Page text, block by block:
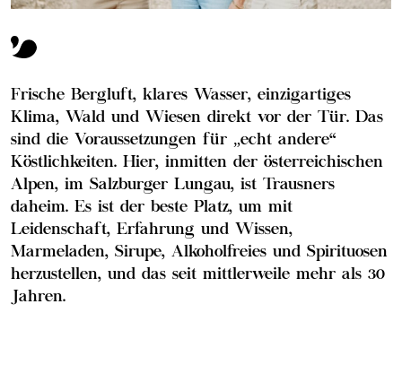
Frische Bergluft, klares Wasser, einzigartiges
Klima, Wald und Wiesen direkt vor der Tür. Das
sind die Voraussetzungen für „echt andere“
Köstlichkeiten. Hier, inmitten der österreichischen
Alpen, im Salzburger Lungau, ist Trausners
daheim. Es ist der beste Platz, um mit
Leidenschaft, Erfahrung und Wissen,
Marmeladen, Sirupe, Alkoholfreies und Spirituosen
herzustellen, und das seit mittlerweile mehr als 30
Jahren.